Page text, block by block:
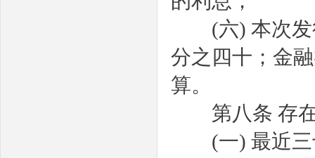
(六) 本次
分之四十；金
算。
第八条 存
(一) 最近